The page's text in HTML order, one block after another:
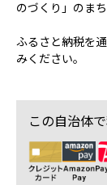
のづくり」のまち
ふるさと納税を
みください。
この自治体